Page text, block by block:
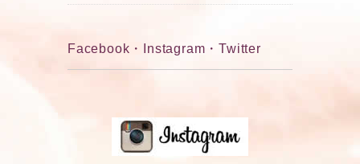
Facebook・Instagram・Twitter